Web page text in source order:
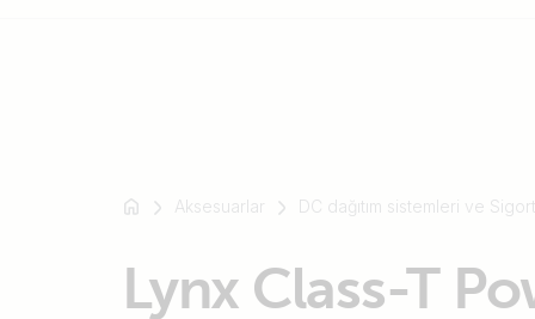
Aksesuarlar DC dağıtım sistemleri ve
Lynx Class-T